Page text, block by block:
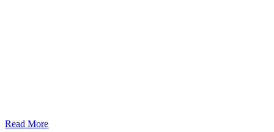
Read More